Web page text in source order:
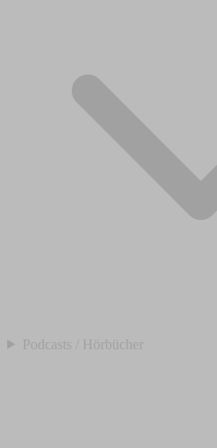
Podcasts / Hörbücher